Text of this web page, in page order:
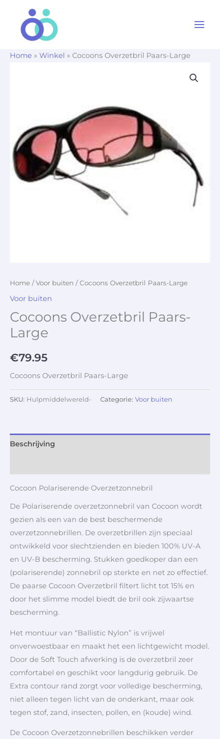
Home » Winkel » Cocoons Overzetbril Paars-Large
Home /Voor buiten / Cocoons Overzetbril Paars-Large
Voor buiten
Cocoons Overzetbril Paars-
Large
€79.95
Cocoons Overzetbril Paars-Large
SKU: Hulpmiddelwereld- Categorie: Voor buiten
Beschrijving
Cocoon Polariserende Overzetzonnebril
De Polariserende overzetzonnebril van Cocoon wordt
gezien als een van de best beschermende
overzetzonnebrillen. De overzetbrillen zijn speciaal
ontwikkeld voor slechtzienden en bieden 100% UV-A
en UV-B bescherming. Stukken goedkoper dan een
(polariserende) zonnebril op sterkte en net zo effectief.
De paarse Cocoon Overzetbril filtert licht tot 15% en
door het slimme model biedt de bril ook zijwaartse
bescherming.
Het montuur van “Ballistic Nylon” is vrijwel
onverwoestbaar en maakt het een lichtgewicht model.
Door de Soft Touch afwerking is de overzetbril zeer
comfortabel en geschikt voor langdurig gebruik. De
Extra contour rand zorgt voor volledige bescherming,
niet alleen tegen licht van de onderkant, maar ook
tegen stof, zand, insecten, pollen, en (koude) wind.
De Cocoon Overzetzonnebrillen beschikken verder